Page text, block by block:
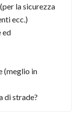
la sicurezza
ecc.)
ed
(meglio in
di strade?